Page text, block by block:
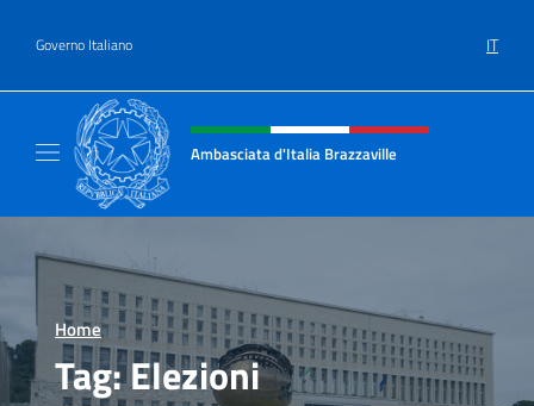
Governo Italiano IT
Intestazione sito, social e menù
Ambasciata d'Italia Brazzaville
Home >
Tag:Elezioni